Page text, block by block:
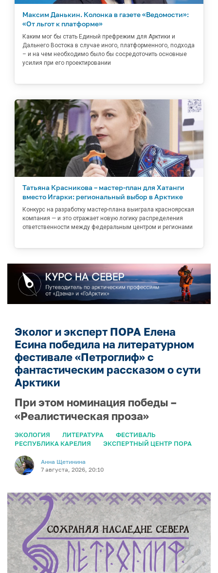
Максим Данькин. Колонка в газете «Ведомости»:
«От льгот к платформе»
Каким мог бы стать Единый префрежим для Арктики и
Дальнего Востока в случае иного, платформенного, подхода
– и на чем необходимо было бы сосредоточить основные
усилия при его проектировании
Татьяна Красникова – мастер-план для Хатанги
вместо Игарки: региональный выбор в Арктике
Конкурс на разработку мастер-плана выиграла красноярская
компания — и это отражает новую логику распределения
ответственности между федеральным центром и регионами
Эколог и эксперт ПОРА Елена
Есина победила на литературном
фестивале «Петроглиф» с
фантастическим рассказом о сути
Арктики
При этом номинация победы –
«Реалистическая проза»
ЭКОЛОГИЯ ЛИТЕРАТУРА
ФЕСТИВАЛЬ
РЕСПУБЛИКА КАРЕЛИЯ
ЭКСПЕРТНЫЙ ЦЕНТР ПОРА
Анна Щетинина
7 августа, 2026, 20:10